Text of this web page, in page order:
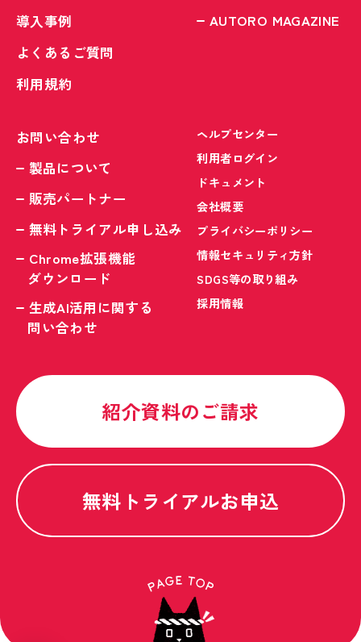
導入事例
よくあるご質問
利用規約
AUTORO MAGAZINE
お問い合わせ
製品について
販売パートナー
無料トライアル申し込み
Chrome拡張機能
ダウンロード
生成AI活用に関する
問い合わせ
ヘルプセンター
利用者ログイン
ドキュメント
会社概要
プライバシーポリシー
情報セキュリティ方針
SDGS等の取り組み
採用情報
紹介資料のご請求
無料トライアルお申込